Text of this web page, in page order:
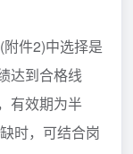
件2)中选择是
达到合格线
有效期为半
时，可结合岗